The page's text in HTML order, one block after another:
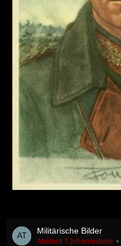
Militärische Bilder
Abelard T.Johannisbeer